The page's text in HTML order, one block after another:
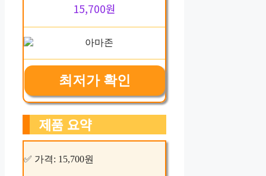
15,700원
최저가 확인
제품 요약
✅ 가격: 15,700원